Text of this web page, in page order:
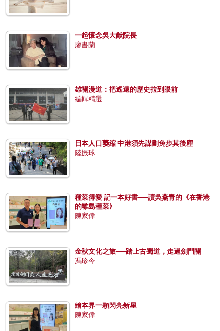
一起懷念吳大猷院長
廖書蘭
雄關漫道：把遙遠的歷史拉到眼前
編輯精選
日本人口萎縮 中港須先謀劃免步其後塵
陸振球
種菜得愛 記一本好書──讀吳燕青的《在香港
的離島種菜》
陳家偉
金秋文化之旅──踏上古蜀道，走過劍門關
馮珍今
繪本界一顆閃亮新星
陳家偉